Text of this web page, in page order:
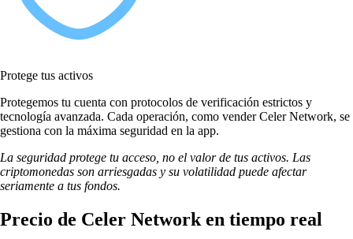
Protege tus activos
Protegemos tu cuenta con protocolos de verificación estrictos y
tecnología avanzada. Cada operación, como vender Celer Network, se
gestiona con la máxima seguridad en la app.
La seguridad protege tu acceso, no el valor de tus activos. Las
criptomonedas son arriesgadas y su volatilidad puede afectar
seriamente a tus fondos.
Precio de Celer Network en tiempo real